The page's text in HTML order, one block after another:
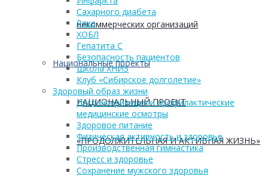
некоммерческих организаций
Национальные проекты
НАЦИОНАЛЬНЫЙ ПРОЕКТ
«ПРОДОЛЖИТЕЛЬНАЯ И АКТИВНАЯ ЖИЗНЬ»
Сахарного диабета
Рака
ХОБЛ
Гепатита С
Безопасность пациентов
Школа ХНИЗ
Клуб «Сибирское долголетие»
Здоровый образ жизни
Диспансеризация и профилактические
медицинские осмотры
Здоровое питание
Физическая активность и здоровье
Производственная гимнастика
Стресс и здоровье
Сохранение мужского здоровья